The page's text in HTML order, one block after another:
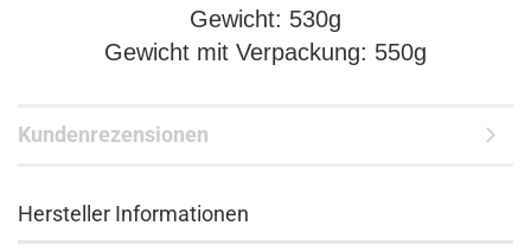
Gewicht: 530g
Gewicht mit Verpackung: 550g
Kundenrezensionen
Hersteller Informationen